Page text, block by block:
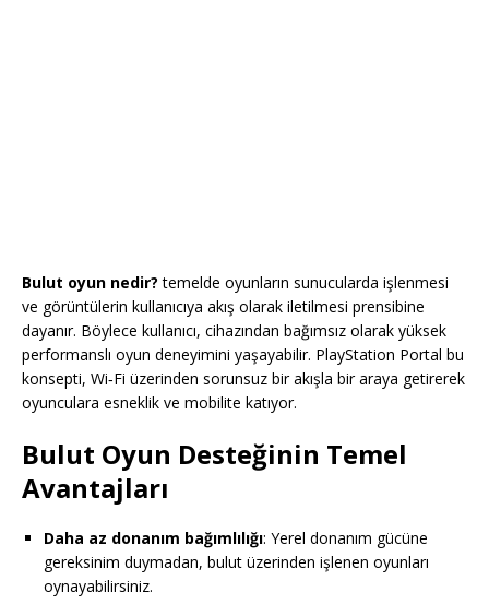
Bulut oyun nedir? temelde oyunların sunucularda işlenmesi
ve görüntülerin kullanıcıya akış olarak iletilmesi prensibine
dayanır. Böylece kullanıcı, cihazından bağımsız olarak yüksek
performanslı oyun deneyimini yaşayabilir. PlayStation Portal bu
konsepti, Wi‑Fi üzerinden sorunsuz bir akışla bir araya getirerek
oyunculara esneklik ve mobilite katıyor.
Bulut Oyun Desteğinin Temel
Avantajları
Daha az donanım bağımlılığı: Yerel donanım gücüne
gereksinim duymadan, bulut üzerinden işlenen oyunları
oynayabilirsiniz.